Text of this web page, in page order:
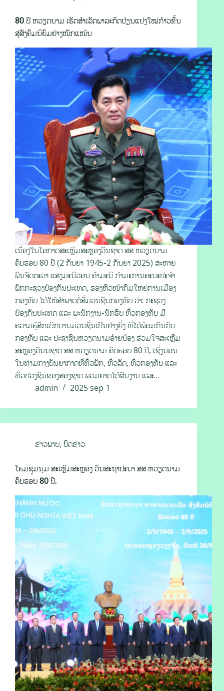
80 ປີ ຫວຽດນາມ ເຮັດສຳເລັດພາລະກິດປ່ຽນແປງໃໝ່ກ້າວຂຶ້ນ
ສູ່ສັງຄົມນິຍົມຢ່າງໜັກແໜ້ນ
ເນື່ອງໃນໂອກາດສະເຫຼີມສະຫຼອງວັນຊາດ ສສ ຫວຽດນາມ
ຄົບຮອບ 80 ປີ (2 ກັນຍາ 1945-2 ກັນຍາ 2025) ສະຫາຍ
ພົນຈັດຕະວາ ແສງມະນີວອນ ຄໍາມະນີ ກຳມະການຄະນະປະຈໍາ
ພັກກະຊວງປ້ອງກັນປະເທດ, ຮອງຫົວໜ້າກົມໃຫຍ່ການເມືອງ
ກອງທັບ ໄດ້ໃຫ້ສໍາພາດຕໍ່ສື່ມວນຊົນກອງທັບ ວ່າ: ກະຊວງ
ປ້ອງກັນປະເທດ ແລະ ພະນັກງານ-ນັກຮົບ ທົ່ວກອງທັບ ມີ
ຄວາມຮູ້ສຶກເບີກບານມ່ວນຊື່ນເປັນຢ່າງຍິ່ງ ທີ່ໄດ້ພ້ອມກັນກັບ
ກອງທັບ ແລະ ປະຊາຊົນຫວຽດນາມອ້າຍນ້ອງ ຮ່ວມໃຈສະເຫຼີມ
ສະຫຼອງວັນນຊາດ ສສ ຫວຽດນາມ ຄົບຮອບ 80 ປິ, ເຊິ່ງນອນ
ໃນທ່າມກາງບັນຍາກາດທີ່ທົ່ວພັກ, ທົ່ວລັດ, ທົ່ວກອງທັບ ແລະ
ທົ່ວປວງຊົນຂອງສອງຊາດ ພວມຍາດໄດ້ຜົນງານ ແລະ…
admin
2025 sep 1
ຂ່າວພາບ, ບົດຂ່າວ
ໂຮມຊຸມນຸມ ສະເຫຼີມສະຫຼອງ ວັນສະຖາປະນາ ສສ ຫວຽດນາມ
ຄົບຮອບ 80 ປີ.